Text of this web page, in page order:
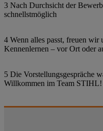
3 Nach Durchsicht der
schnellstmöglich
4 Wenn alles passt, freuen wir
Kennenlernen – vor Ort oder
5 Die Vorstellungsgespräche
Willkommen im Team STIHL!